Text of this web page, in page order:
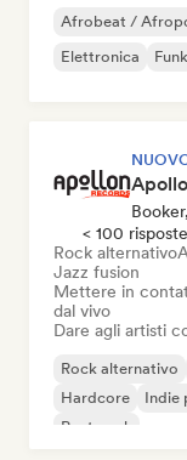
Afrobeat /
Elettronica
Funk
< 100
Rock alternativo
Jazz fusion
Mettere in
dal vivo
Dare agli artisti
Rock alternativo
Hardcore
Indie
Post punk